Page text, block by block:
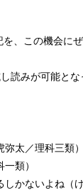
、この機会にぜ
読みが可能とな
太／理科三類）
類）
かないよね（